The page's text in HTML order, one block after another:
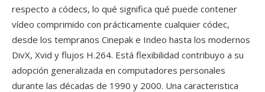
respecto a códecs, lo qué significa qué puede contener
vídeo comprimido con prácticamente cualquier códec,
desde los tempranos Cinepak e Indeo hasta los modernos
DivX, Xvid y flujos H.264. Está flexibilidad contribuyo a su
adopción generalizada en computadores personales
durante las décadas de 1990 y 2000. Una caracteristica